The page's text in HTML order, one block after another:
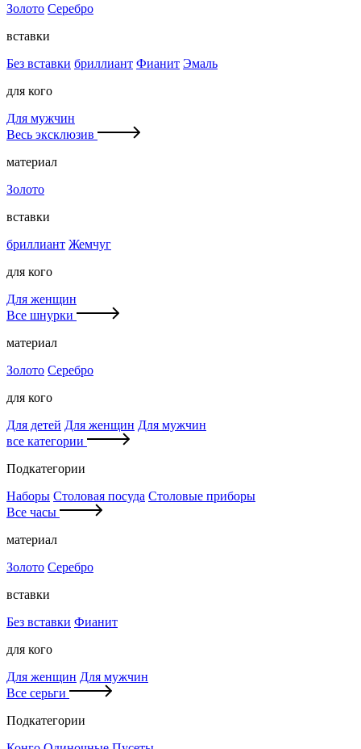
Золото Серебро
вставки
Без вставки бриллиант Фианит Эмаль
для кого
Для мужчин
Весь эксклюзив
материал
Золото
вставки
бриллиант Жемчуг
для кого
Для женщин
Все шнурки
материал
Золото Серебро
для кого
Для детей Для женщин Для мужчин
все категории
Подкатегории
Наборы Столовая посуда Столовые приборы
Все часы
материал
Золото Серебро
вставки
Без вставки Фианит
для кого
Для женщин Для мужчин
Все серьги
Подкатегории